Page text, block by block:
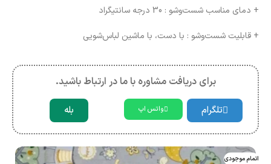
+ دمای مناسب شست‌وشو : 30 درجه سانتیگراد
+ قابلیت شست‌وشو : با دست، با ماشین لباس‌شویی
برای دریافت مشاوره با ما در ارتباط باشید.
تلگرام واتس اپ بله
اتمام موجودی